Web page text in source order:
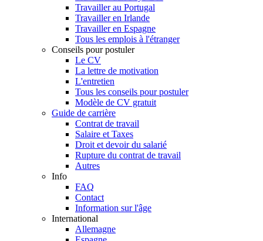
Travailler au Portugal
Travailler en Irlande
Travailler en Espagne
Tous les emplois à l'étranger
Conseils pour postuler
Le CV
La lettre de motivation
L'entretien
Tous les conseils pour postuler
Modèle de CV gratuit
Guide de carrière
Contrat de travail
Salaire et Taxes
Droit et devoir du salarié
Rupture du contrat de travail
Autres
Info
FAQ
Contact
Information sur l'âge
International
Allemagne